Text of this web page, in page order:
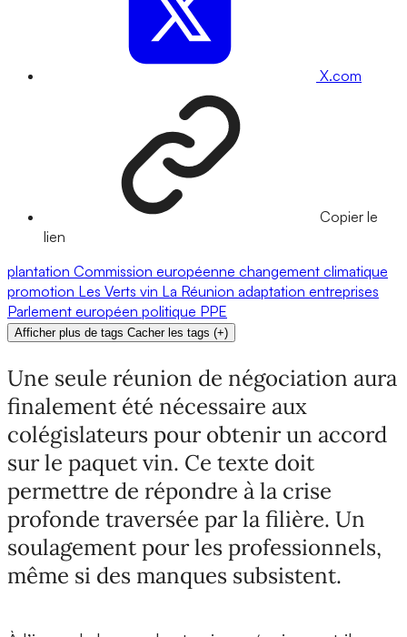
X.com
Copier le
lien
plantation Commission européenne changement climatique
promotion Les Verts vin La Réunion adaptation entreprises
Parlement européen politique PPE
Afficher plus de tags Cacher les tags (+)
Une seule réunion de négociation aura
finalement été nécessaire aux
colégislateurs pour obtenir un accord
sur le paquet vin. Ce texte doit
permettre de répondre à la crise
profonde traversée par la filière. Un
soulagement pour les professionnels,
même si des manques subsistent.